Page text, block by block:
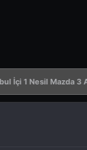
İçi 1 Nesil Mazda 3